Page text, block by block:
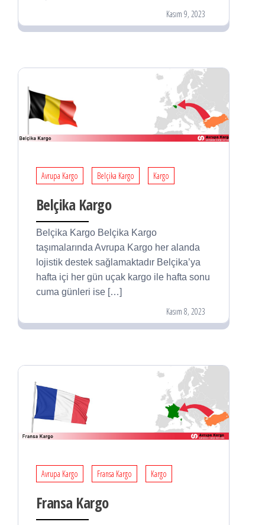
Kasım 9, 2023
Avrupa Kargo Belçika Kargo Kargo
Belçika Kargo
Belçika Kargo Belçika Kargo
taşımalarında Avrupa Kargo her alanda
lojistik destek sağlamaktadır Belçika’ya
hafta içi her gün uçak kargo ile hafta sonu
cuma günleri ise […]
Kasım 8, 2023
Avrupa Kargo Fransa Kargo Kargo
Fransa Kargo